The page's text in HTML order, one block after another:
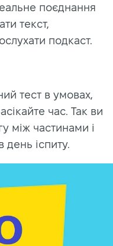
поєднання
текст,
подкаст.
тест в умовах,
час. Так ви
між частинами і
день іспиту.